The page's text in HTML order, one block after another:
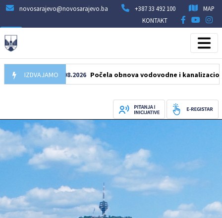
novosarajevo@novosarajevo.ba +387 33 492 100
MAP
KONTAKT
IZDVAJAMO
05.08.2026 Počela obnova vodovodne i kanalizacione